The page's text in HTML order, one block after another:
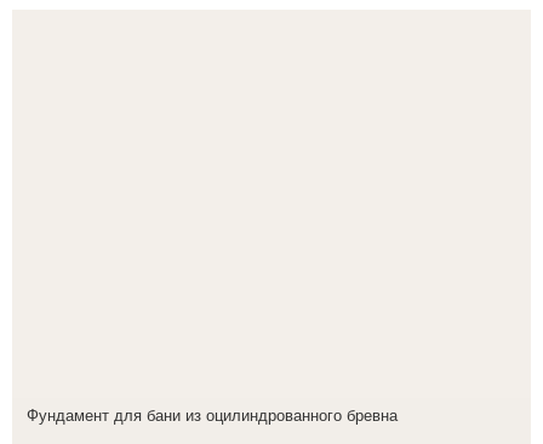
Фундамент для бани из оцилиндрованного бревна